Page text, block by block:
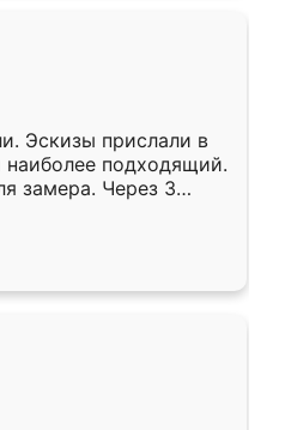
Эскизы прислали в
подходящий.
замера. Через 3
готова. Остались
Ренессанс
работу!